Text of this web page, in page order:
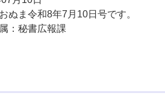
ぬま令和8年7月10日号です。
：秘書広報課